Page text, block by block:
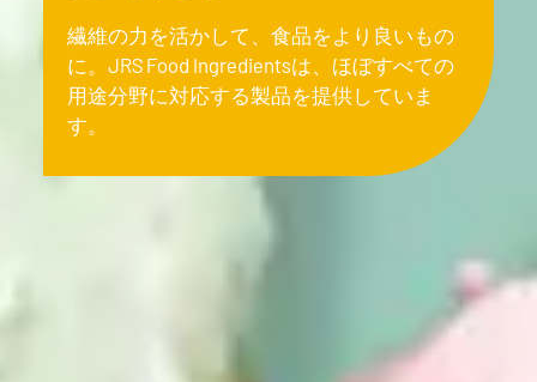
繊維の力を活かして、食品をより良いもの
に。JRS Food Ingredientsは、ほぼすべての
用途分野に対応する製品を提供していま
す。